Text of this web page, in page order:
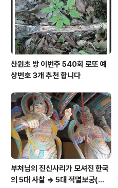
산원초 방 이번주 540회 로또 예
상번호 3개 추천 합니다
부처님의 진신사리가 모셔진 한국
의 5대 사찰 => 5대 적멸보궁(寂